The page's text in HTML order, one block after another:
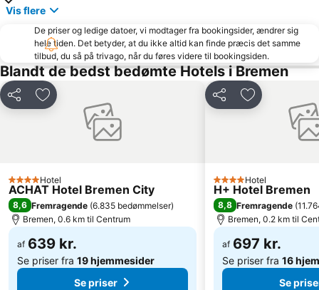
Vegesack
Lindt Shop Bremen
Musical Theater Bremen
Bürgerpark
Rhododendron Park
Werderland
Schulschiff Deutschland
Hansa Haus
Kart&Quadbahn Wildeshausen
Bahnhof Oldenburg
Vis flere
De priser og ledige datoer, vi modtager fra bookingsider, ændrer sig
hele tiden. Det betyder, at du ikke altid kan finde præcis det samme
tilbud, du så på trivago, når du føres videre til bookingsiden.
Blandt de bedst bedømte Hotels i Bremen
Del Føj til favoritter
4 Stjerner
Hotel
ACHAT Hotel Bremen City
8,6 Fremragende (6.835 bedømmelser)
Bremen, 0.6 km til Centrum
af 639 kr.
Se priser fra 19 hjemmesider
Se priser
Del Føj til
4 Stjerner
Hotel
H+ Hotel Bremen
8,8 Fremragende (
Bremen, 0.2 km til
af 697 kr.
Se priser fra 16
Se